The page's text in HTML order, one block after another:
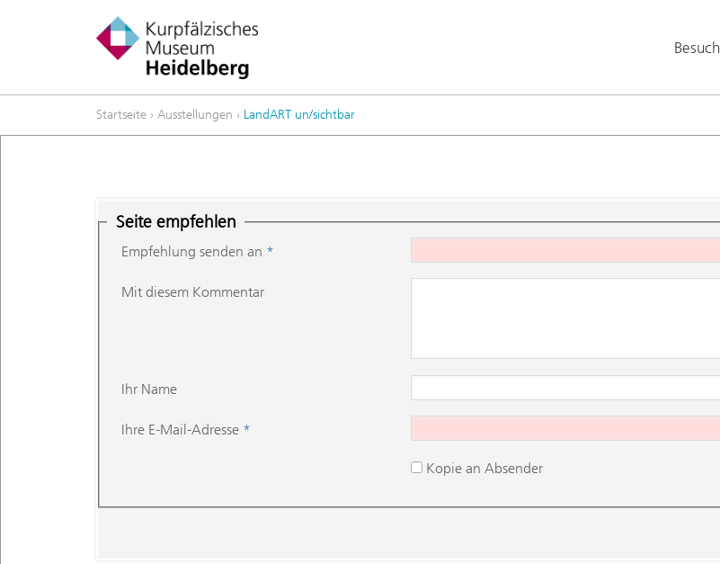
Besuch
Startseite › Ausstellungen › LandART un/sichtbar
Seite empfehlen
Empfehlung senden an *
Mit diesem Kommentar
Ihr Name
Ihre E-Mail-Adresse *
Kopie an Absender